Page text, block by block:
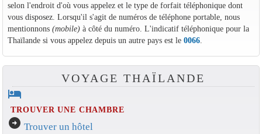
selon l'endroit d'où vous appelez et le type de forfait téléphonique dont
vous disposez. Lorsqu'il s'agit de numéros de téléphone portable, nous
mentionnons (mobile)à côté du numéro. L'indicatif téléphonique pour la
Thaïlande si vous appelez depuis un autre pays est le 0066.
VOYAGE THAÏLANDE
hotel
TROUVER UNE CHAMBRE
arrow_circle_right Trouver un hôtel